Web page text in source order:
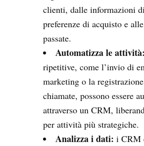
clienti, dalle informazioni
preferenze di acquisto e
passate.
Automatizza le attività:
ripetitive, come l’invio di
marketing o la
chiamate, possono essere
attraverso un CRM,
per attività più strategiche.
Analizza i dati: i CRM